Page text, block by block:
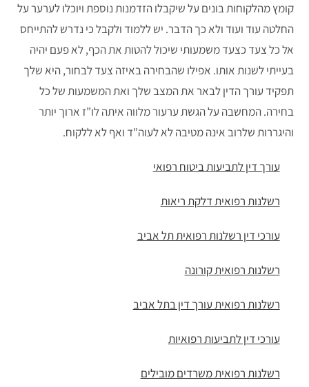
קומץ מהלקוחות בונים על שיקבלו הזדמנות נוספת ויוכלו לערער על
החלטה עוד ועוד ולא כך הדבר. יש ללמוד ולקבל כי נדרש להתייחס
אל כל צעד כצעד משמעותי שיכול להטות את הכף, לא פעם יהיה
בעייתי לשנות אותו. אפילו שהבחירה באיזה צעד לבחור, היא שלך
תפקיד עורך הדין לבאר את המצב שלך ואת המשמעות של כל
בחירה. המחשבה על הגשת ערעור מלווה איתה לו”ז ארוך יותר
והיגררות שלרוב אינה מטיבה לא לעוה”ד ואף לא ללקוח.
עורך דין לתביעות ביטוח רפואי
רשלנות רפואית דלקת ריאות
עורכי דין רשלנות רפואית תל אביב
רשלנות רפואית קורונה
רשלנות רפואית עורך דין בתל אביב
עורכי דין לתביעות רפואיות
רשלנות רפואית משרדים מובילים